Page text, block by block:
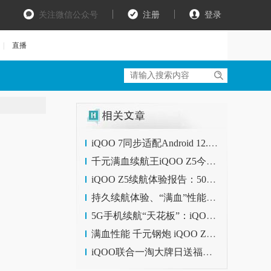
关注微信公众号 注册 登录
直播
iQOO 7同步适配Android 12.0 版本 第一时间供开发者体验尝鲜
千元满血续航王iQOO Z5今日正式开售，到手价仅1799元起
iQOO Z5续航体验报告：5000mAh超大电池“莽”出一片天
持久续航体验、“满血”性能配置：iQOO Z5明日正式开售
5G手机续航“天花板”：iQOO Z5预售仅1799元起
满血性能 千元钢炮 iQOO Z5体验
iQOO联合一淘大牌日送福利！预定iQOO Z5新品至高省100